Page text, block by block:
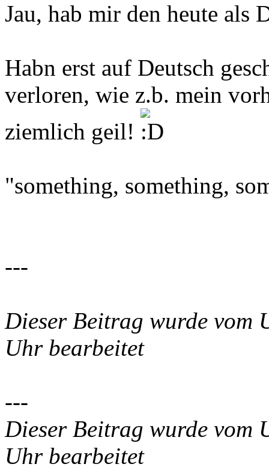
Jau, hab mir den heute als
Habn erst auf Deutsch
verloren, wie z.b. mein
ziemlich geil!
"something, something,
---
Dieser Beitrag wurde vom
Uhr bearbeitet
---
Dieser Beitrag wurde vom
Uhr bearbeitet